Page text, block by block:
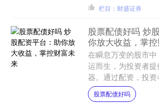
栏目：财盛证券
股票配债好吗 炒
你放大收益，掌
在瞬息万变的股市
运而生，为投资者
器。通过配资，投
扩大投资规模股票配
更高的潜在收益。 1.
股票配债好吗